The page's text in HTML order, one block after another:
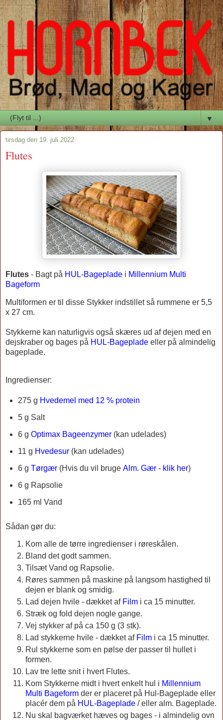
▼
tirsdag den 19. juli 2022
Flutes
Flutes - Bagt på HUL-Bageplade i Millennium Multi
Bageform
Multiformen er til disse Stykker indstillet så rummene er 5,5
x 27 cm.
Stykkerne kan naturligvis også skæres ud af dejen med en
dejskraber og bages på HUL-Bageplade eller på almindelig
bageplade.
Ingredienser:
275 g Hvedemel med 12 % protein
5 g Salt
6 g Optimax Bageenzymer (kan udelades)
11 g Hvedesur (kan udelades)
6 g Tørgær (Hvis du vil bruge Alm. Gær - klik her)
6 g Rapsolie
165 ml Vand
Sådan gør du:
Kom alle de tørre ingredienser i røreskålen.
Bland det godt sammen.
Tilsæt Vand og Rapsolie.
Røres sammen på maskine på langsom hastighed til
dejen er blank og smidig.
Lad dejen hvile - dækket af Film i ca 15 minutter.
Stræk og fold dejen nogle gange.
Vej stykker af på ca 150 g (3 stk).
Lad stykkerne hvile - dækket af Film i ca 15 minutter.
Rul stykkerne som en pølse der passer til hullet i
formen.
Lav tre lette snit i hvert Flutes.
Kom Stykkerne midt i hvert enkelt hul i Millennium
Multi Bageform der er placeret på Hul-Bageplade eller
placér dem på HUL-Bageplade / eller alm. Bageplade.
Nu skal bagværket hæves og bages - i almindelig ovn